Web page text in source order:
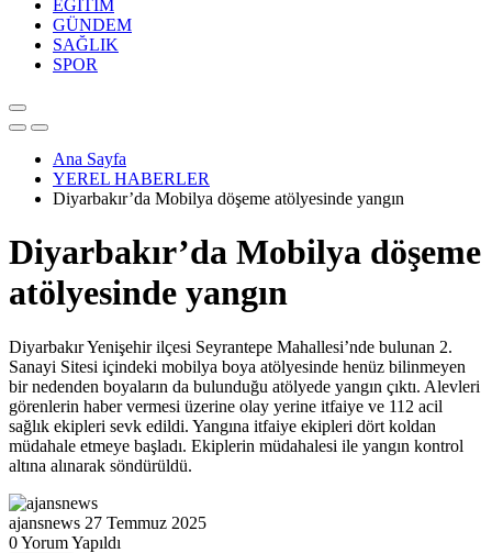
EĞİTİM
GÜNDEM
SAĞLIK
SPOR
Ana Sayfa
YEREL HABERLER
Diyarbakır’da Mobilya döşeme atölyesinde yangın
Diyarbakır’da Mobilya döşeme
atölyesinde yangın
Diyarbakır Yenişehir ilçesi Seyrantepe Mahallesi’nde bulunan 2.
Sanayi Sitesi içindeki mobilya boya atölyesinde henüz bilinmeyen
bir nedenden boyaların da bulunduğu atölyede yangın çıktı. Alevleri
görenlerin haber vermesi üzerine olay yerine itfaiye ve 112 acil
sağlık ekipleri sevk edildi. Yangına itfaiye ekipleri dört koldan
müdahale etmeye başladı. Ekiplerin müdahalesi ile yangın kontrol
altına alınarak söndürüldü.
ajansnews 27 Temmuz 2025
0 Yorum Yapıldı